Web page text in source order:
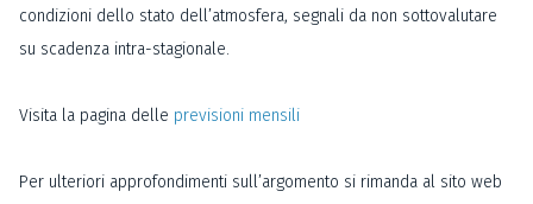
condizioni dello stato dell’atmosfera, segnali da non sottovalutare
su scadenza intra-stagionale.
Visita la pagina delle previsioni mensili
Per ulteriori approfondimenti sull’argomento si rimanda al sito web